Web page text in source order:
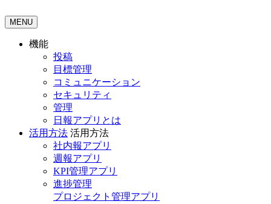
MENU
機能
投稿
目標管理
コミュニケーション
セキュリティ
管理
日報アプリとは
活用方法 活用方法
社内報アプリ
週報アプリ
KPI管理アプリ
進捗管理
プロジェクト管理アプリ